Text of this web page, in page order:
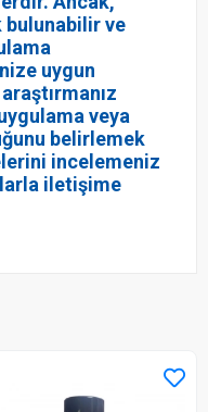
bulunabilir ve
uygun
veya
belirlemek
incelemeniz
iletişime